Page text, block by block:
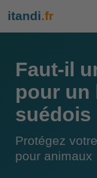
itandi.fr
Faut-il
pour un
suédois
Protégez
pour animaux